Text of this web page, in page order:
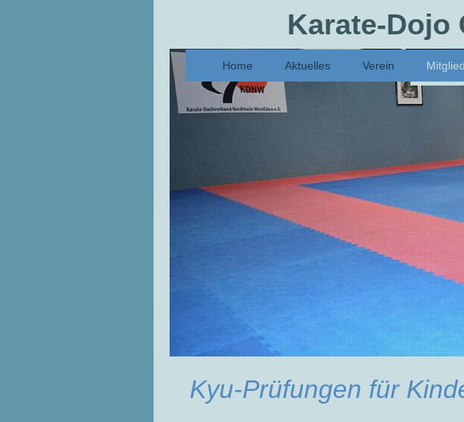
Karate-Dojo
Home Aktuelles Verein
Kyu-Prüfungen für